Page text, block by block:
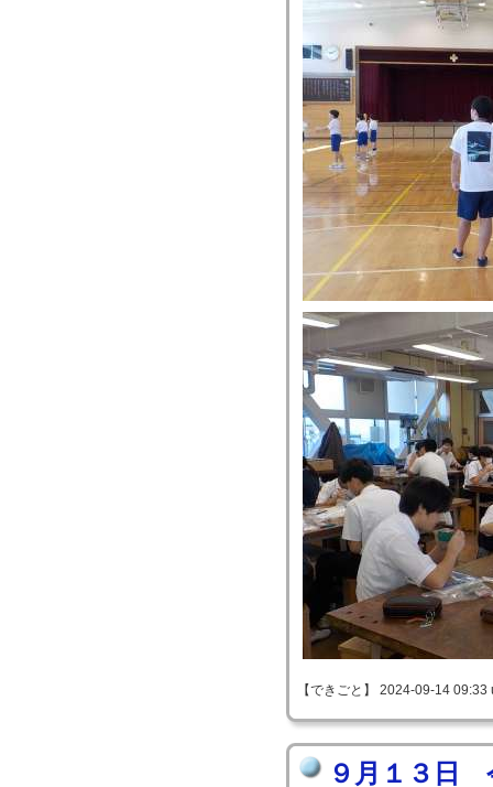
【できごと】 2024-09-14
９月１３日